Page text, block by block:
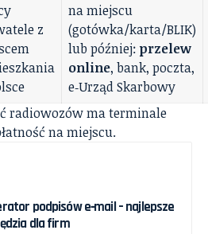
z
na miejscu
(gotówka/karta/BLIK)
lub później: przelew
online, bank, poczta,
e‑Urząd Skarbowy
radiowozów ma terminale
na miejscu.
podpisów e‑mail – najlepsze
dla firm